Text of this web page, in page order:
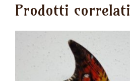
Prodotti correlati